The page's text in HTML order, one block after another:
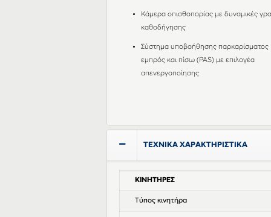
Κάμερα οπισθοπορίας με δυναμικές
καθοδήγησης
Σύστημα υποβοήθησης παρκαρίσματος
εμπρός και πίσω (PAS) με επιλογέα
απενεργοποίησης
ΤΕΧΝΙΚΑ ΧΑΡΑΚΤΗΡΙΣΤΙΚΑ
ΚΙΝΗΤΗΡΕΣ
Τύπος κινητήρα